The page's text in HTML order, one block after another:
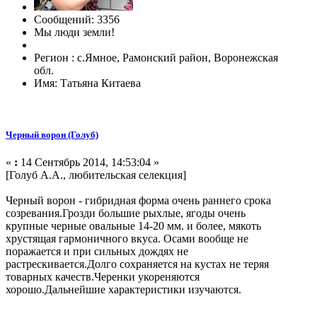
Сообщений: 3356
Мы люди земли!
Регион : с.Ямное, Рамонский район, Воронежская
обл.
Имя: Татьяна Китаева
Черный ворон (Голуб)
« : 14 Сентябрь 2014, 14:53:04 »
[Голуб А.А., любительская селекция]
Черный ворон - гибридная форма очень раннего срока
созревания.Грозди большие рыхлые, ягоды очень
крупные черные овальные 14-20 мм. и более, мякоть
хрустящая гармоничного вкуса. Осами вообще не
поражается и при сильных дождях не
растрескивается.Долго сохраняется на кустах не теряя
товарных качеств.Черенки укореняются
хорошо.Дальнейшие характеристики изучаются.